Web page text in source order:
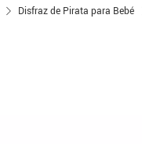
Disfraz de Pirata para Bebé